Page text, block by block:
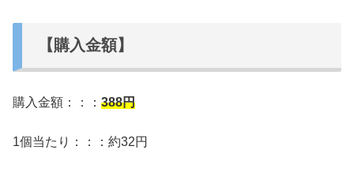
【購入金額】
購入金額：：： 388円
1個当たり：：：約32円